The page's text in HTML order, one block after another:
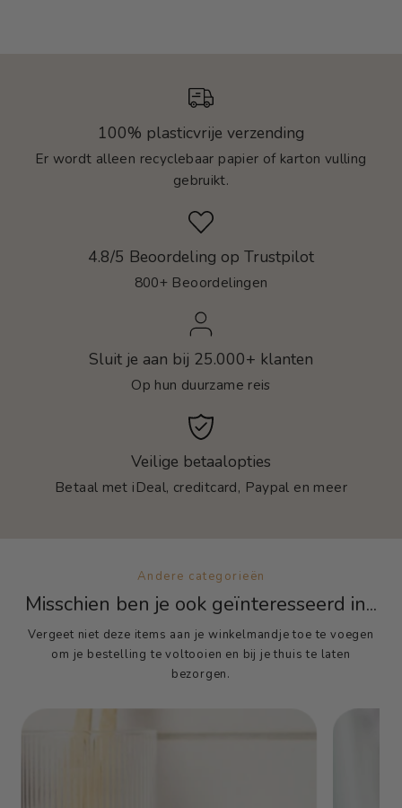
100% plasticvrije verzending
Er wordt alleen recyclebaar papier of karton vulling
gebruikt.
4.8/5 Beoordeling op Trustpilot
800+ Beoordelingen
Sluit je aan bij 25.000+ klanten
Op hun duurzame reis
Veilige betaalopties
Betaal met iDeal, creditcard, Paypal en meer
Andere categorieën
Misschien ben je ook geïnteresseerd in...
Vergeet niet deze items aan je winkelmandje toe te voegen
om je bestelling te voltooien en bij je thuis te laten
bezorgen.